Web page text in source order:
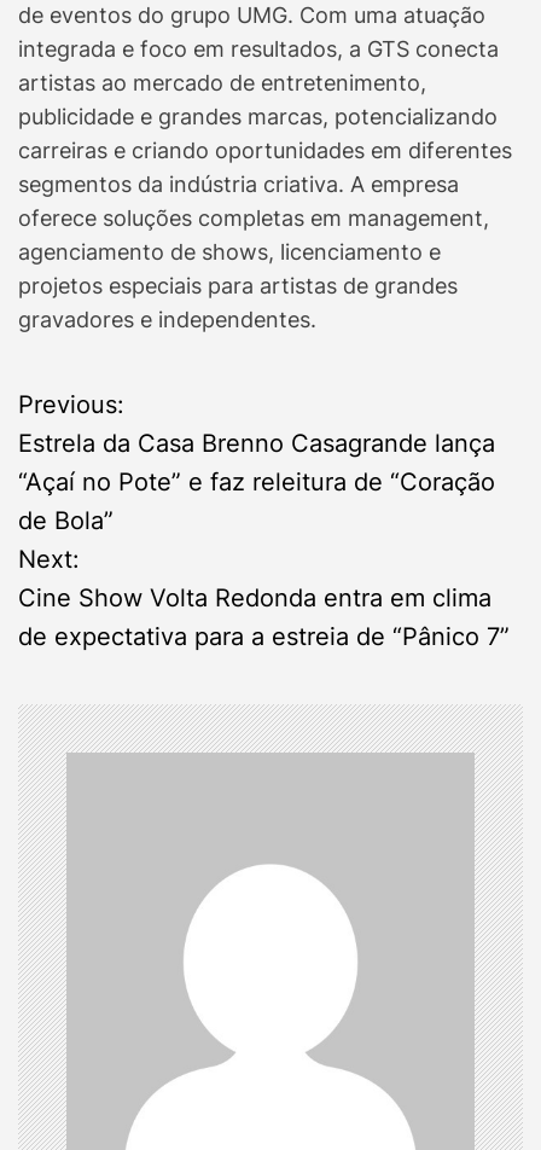
de eventos do grupo UMG. Com uma atuação
integrada e foco em resultados, a GTS conecta
artistas ao mercado de entretenimento,
publicidade e grandes marcas, potencializando
carreiras e criando oportunidades em diferentes
segmentos da indústria criativa. A empresa
oferece soluções completas em management,
agenciamento de shows, licenciamento e
projetos especiais para artistas de grandes
gravadores e independentes.
P
o
s
t
n
a
v
i
g
a
t
i
o
Previous:
Estrela da Casa Brenno Casagrande lança
“Açaí no Pote” e faz releitura de “Coração
de Bola”
Next:
Cine Show Volta Redonda entra em clima
de expectativa para a estreia de “Pânico 7”